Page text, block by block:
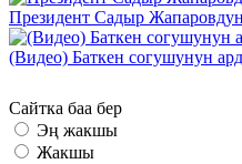
Президент Садыр
(Видео) Баткен согушунун
Сайтка баа бер
Эң жакшы
Жакшы